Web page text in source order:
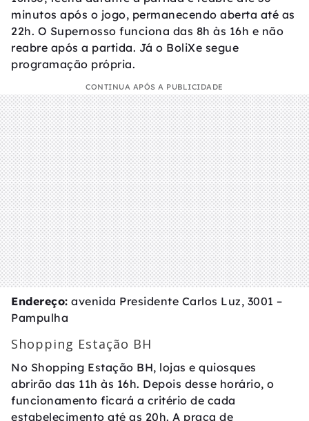
minutos após o jogo, permanecendo aberta até as
22h. O Supernosso funciona das 8h às 16h e não
reabre após a partida. Já o BoliXe segue
programação própria.
CONTINUA APÓS A PUBLICIDADE
Endereço: avenida Presidente Carlos Luz, 3001 –
Pampulha
Shopping Estação BH
No Shopping Estação BH, lojas e quiosques
abrirão das 11h às 16h. Depois desse horário, o
funcionamento ficará a critério de cada
estabelecimento até as 20h. A praça de